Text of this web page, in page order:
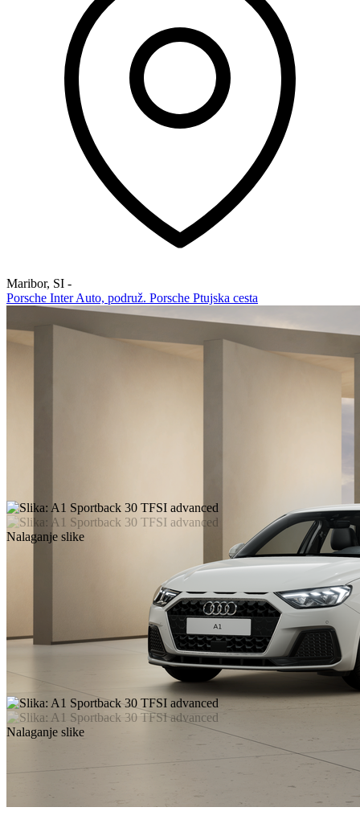
Maribor, SI -
Porsche Inter Auto, podruž. Porsche Ptujska cesta
Nalaganje slike
Nalaganje slike